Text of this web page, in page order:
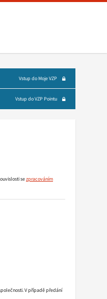
Vstup do Moje VZP
Vstup do VZP Pointu
sezpracováním
V případě předání